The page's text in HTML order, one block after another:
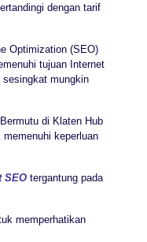
dengan tarif
Optimization (SEO)
tujuan Internet
sesingkat mungkin
di Klaten Hub
keperluan
SEOtergantung pada
memperhatikan